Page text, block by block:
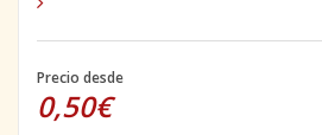
Precio desde
0,50€